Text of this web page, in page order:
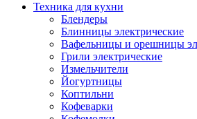
Техника для кухни
Блендеры
Блинницы электрические
Вафельницы и орешницы
Грили электрические
Измельчители
Йогуртницы
Коптильни
Кофеварки